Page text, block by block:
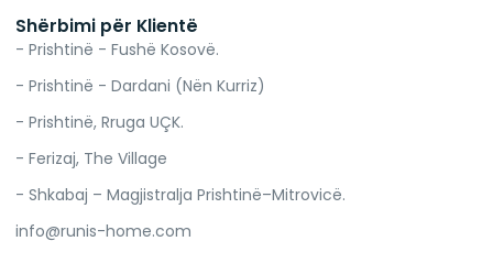
Shërbimi për Klientë
- Prishtinë - Fushë Kosovë.
- Prishtinë - Dardani (Nën Kurriz)
- Prishtinë, Rruga UÇK.
- Ferizaj, The Village
- Shkabaj – Magjistralja Prishtinë–Mitrovicë.
info@runis-home.com